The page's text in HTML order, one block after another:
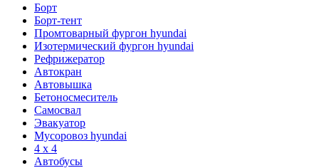
Борт
Борт-тент
Промтоварный фургон hyundai
Изотермический фургон hyundai
Рефрижератор
Автокран
Автовышка
Бетоносмеситель
Самосвал
Эвакуатор
Мусоровоз hyundai
4 x 4
Автобусы